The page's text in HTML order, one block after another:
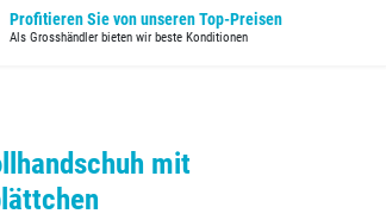
Profitieren Sie von unseren Top-Preisen
Als Grosshändler bieten wir beste Konditionen
mit